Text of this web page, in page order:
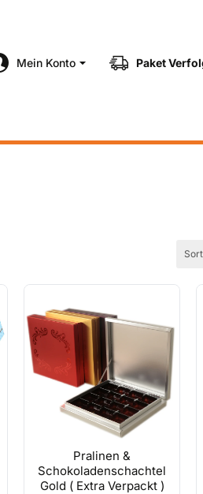
Mein Konto Paket
Pralinen &
Schokoladenschachtel
Gold ( Extra Verpackt )